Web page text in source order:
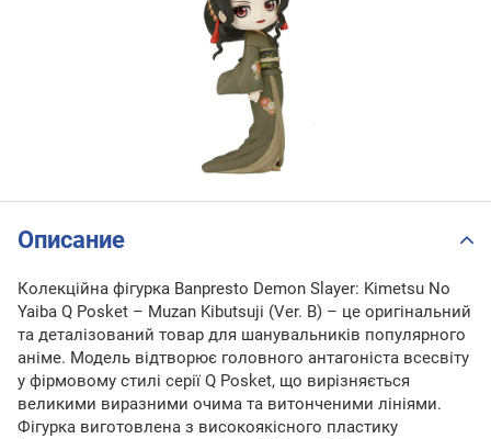
Описание
Колекційна фігурка Banpresto Demon Slayer: Kimetsu No
Yaiba Q Posket – Muzan Kibutsuji (Ver. B) – це оригінальний
та деталізований товар для шанувальників популярного
аніме. Модель відтворює головного антагоніста всесвіту
у фірмовому стилі серії Q Posket, що вирізняється
великими виразними очима та витонченими лініями.
Фігурка виготовлена з високоякісного пластику